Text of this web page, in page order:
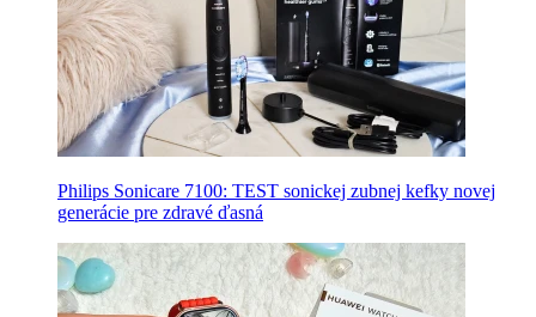
Philips Sonicare 7100: TEST sonickej zubnej kefky novej
generácie pre zdravé ďasná